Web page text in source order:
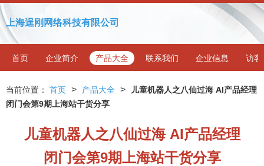
上海逞刚网络科技有限公司
首页 企业简介 产品大全 联系我们 企业信息 访客
当前位置： 首页 > 产品大全 >
儿童机器人之八仙过海 AI产品经理
闭门会第9期上海站干货分享
儿童机器人之八仙过海 AI产品经理
闭门会第9期上海站干货分享